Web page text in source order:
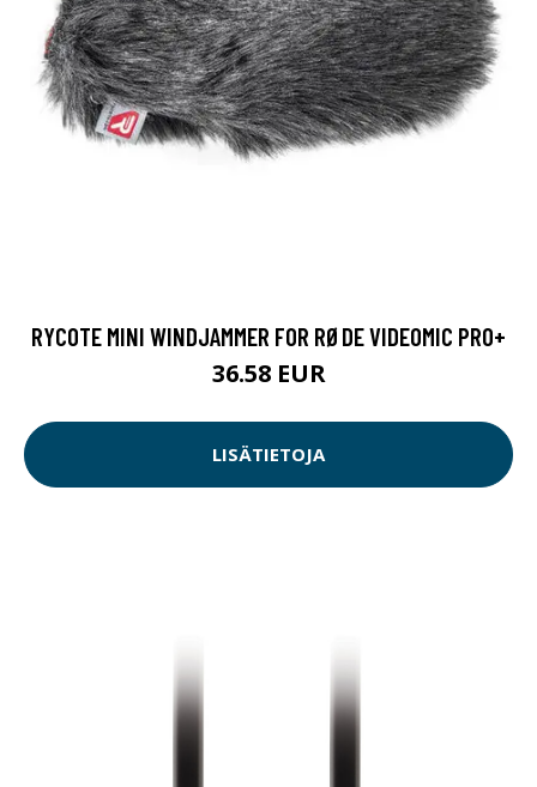
RYCOTE MINI WINDJAMMER FOR RØDE VIDEOMIC PRO+
36.58 EUR
LISÄTIETOJA